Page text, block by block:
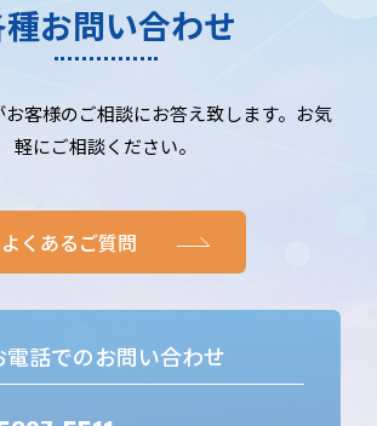
お問い合わせ
客様のご相談にお答え致します。お気
軽にご相談ください。
よくあるご質問
電話でのお問い合わせ